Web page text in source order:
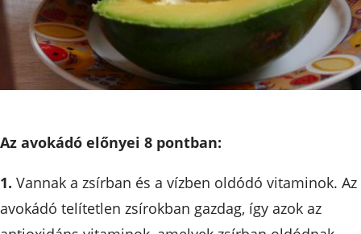
Az avokádó előnyei 8 pontban:
1. Vannak a zsírban és a vízben oldódó vitaminok. Az
avokádó telítetlen zsírokban gazdag, így azok az